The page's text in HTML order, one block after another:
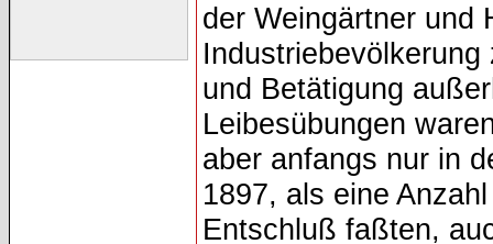
der Weingärtner und
und Betätigung
Leibesübungen
aber anfangs nur in
1897, als eine
Entschluß faßten,